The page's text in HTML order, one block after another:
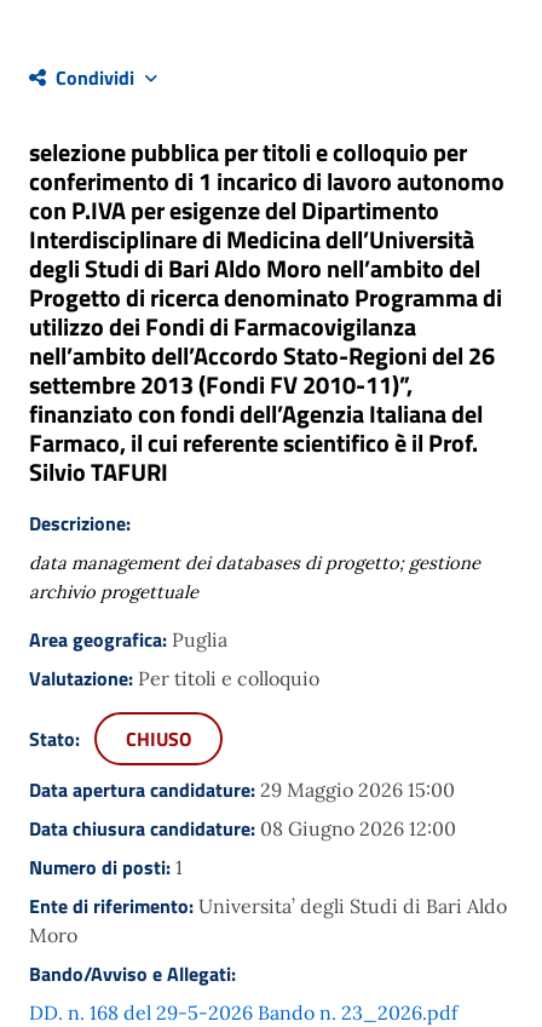
Condividi
selezione pubblica per titoli e colloquio per
conferimento di 1 incarico di lavoro autonomo
con P.IVA per esigenze del Dipartimento
Interdisciplinare di Medicina dell’Università
degli Studi di Bari Aldo Moro nell’ambito del
Progetto di ricerca denominato Programma di
utilizzo dei Fondi di Farmacovigilanza
nell’ambito dell’Accordo Stato-Regioni del 26
settembre 2013 (Fondi FV 2010-11)”,
finanziato con fondi dell’Agenzia Italiana del
Farmaco, il cui referente scientifico è il Prof.
Silvio TAFURI
Descrizione:
data management dei databases di progetto; gestione
archivio progettuale
Area geografica: Puglia
Valutazione: Per titoli e colloquio
Stato:
CHIUSO
Data apertura candidature: 29 Maggio 2026 15:00
Data chiusura candidature: 08 Giugno 2026 12:00
Numero di posti: 1
Ente di riferimento: Universita’ degli Studi di Bari Aldo
Moro
Bando/Avviso e Allegati:
DD. n. 168 del 29-5-2026 Bando n. 23_2026.pdf